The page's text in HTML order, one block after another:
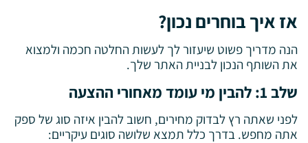
אז איך בוחרים נכון?
הנה מדריך פשוט שיעזור לך לעשות החלטה חכמה ולמצוא
את השותף הנכון לבניית האתר שלך.
שלב 1: להבין מי עומד מאחורי ההצעה
לפני שאתה רץ לבדוק מחירים, חשוב להבין איזה סוג של ספק
אתה מחפש. בדרך כלל תמצא שלושה סוגים עיקריים: